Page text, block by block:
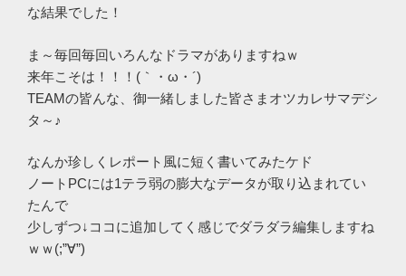
な結果でした！
ま～毎回毎回いろんなドラマがありますねｗ
来年こそは！！！(｀・ω・´)ゞ
TEAMの皆んな、御一緒しました皆さまオツカレサマデシ
タ～♪
なんか珍しくレポート風に短く書いてみたケド
ノートPCには1テラ弱の膨大なデータが取り込まれてい
たんで
少しずつ↓ココに追加してく感じでダラダラ編集しますね
ｗｗ(;”∀”)